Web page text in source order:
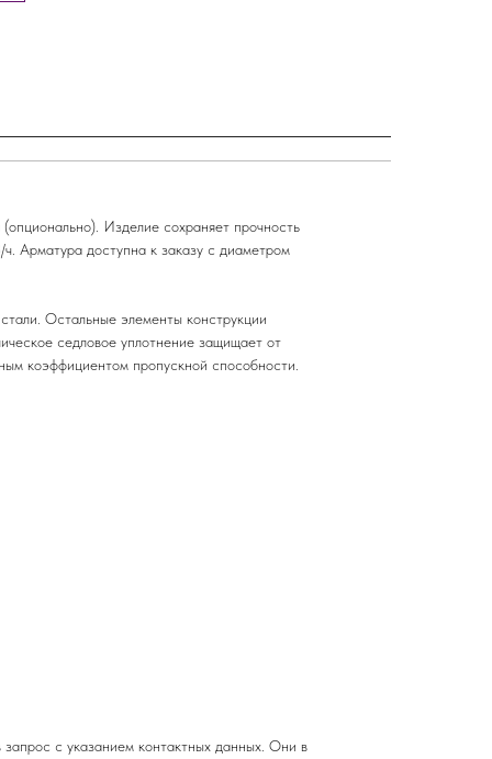
Изделие сохраняет прочность
Арматура доступна к заказу с диаметром
Остальные элементы конструкции
седловое уплотнение защищает от
коэффициентом пропускной способности.
с указанием контактных данных. Они в